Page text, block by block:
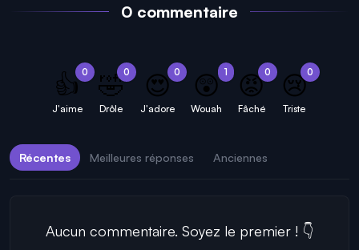
0 commentaire
0
👍
J'aime
0
🤣
Drôle
0
😍
J'adore
1
😲
Wouah
0
😡
Fâché
0
😢
Triste
Récentes Meilleures réponses Anciennes
Aucun commentaire. Soyez le premier ! 👇